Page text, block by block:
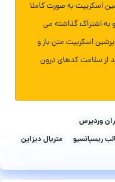
اسکریپت به صورت کاملا
به اشتراک گذاشته می
اسکریپت متن باز و
از سلامت کدهای درون
وردپرس
ریسپانسیو متریال دیزاین